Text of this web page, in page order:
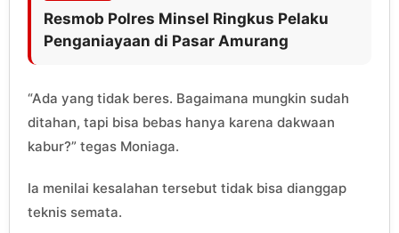
Resmob Polres Minsel Ringkus Pelaku
Penganiayaan di Pasar Amurang
“Ada yang tidak beres. Bagaimana mungkin sudah
ditahan, tapi bisa bebas hanya karena dakwaan
kabur?” tegas Moniaga.
Ia menilai kesalahan tersebut tidak bisa dianggap
teknis semata.